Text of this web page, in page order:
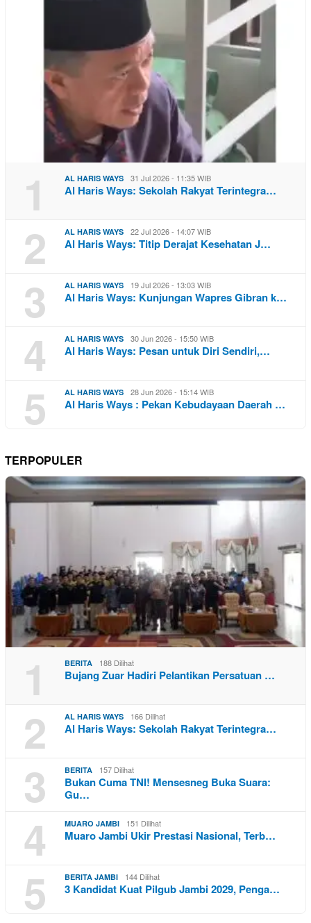
1 AL HARIS WAYS 31 Jul 2026 - 11:35 WIB
Al Haris Ways: Sekolah Rakyat Terintegra…
2 AL HARIS WAYS 22 Jul 2026 - 14:07 WIB
Al Haris Ways: Titip Derajat Kesehatan J…
3 AL HARIS WAYS 19 Jul 2026 - 13:03 WIB
Al Haris Ways: Kunjungan Wapres Gibran k…
4 AL HARIS WAYS 30 Jun 2026 - 15:50 WIB
Al Haris Ways: Pesan untuk Diri Sendiri,…
5 AL HARIS WAYS 28 Jun 2026 - 15:14 WIB
Al Haris Ways : Pekan Kebudayaan Daerah …
TERPOPULER
1 BERITA 188 Dilihat
Bujang Zuar Hadiri Pelantikan Persatuan …
2 AL HARIS WAYS 166 Dilihat
Al Haris Ways: Sekolah Rakyat Terintegra…
3 BERITA 157 Dilihat
Bukan Cuma TNI! Mensesneg Buka Suara:
Gu…
4 MUARO JAMBI 151 Dilihat
Muaro Jambi Ukir Prestasi Nasional, Terb…
5 BERITA JAMBI 144 Dilihat
3 Kandidat Kuat Pilgub Jambi 2029, Penga…